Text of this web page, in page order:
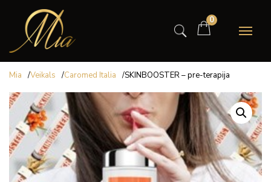
0
Mia /Veikals /Caromed Italia /SKINBOOSTER – pre-terapija